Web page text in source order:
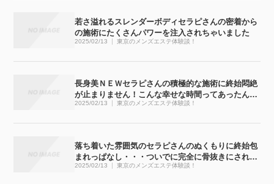
若さ溢れるスレンダーボディセラピさんの密着から
の施術にたくさんパワーを注入されちゃいました
2025/02/13 東京のメンズエステ体験談！
長身美ＮＥＷセラピさんの積極的な施術に終始悶絶
が止まりません！こんな幸せな時間ってあったんで
すね
2025/02/13 東京のメンズエステ体験談！
落ち着いた雰囲気のセラピさんのぬくもりに終始包
まれっぱなし・・・ついでに完全に骨抜きにされち
ゃいました
2025/02/13 東京のメンズエステ体験談！